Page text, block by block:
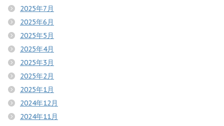
2025年7月
2025年6月
2025年5月
2025年4月
2025年3月
2025年2月
2025年1月
2024年12月
2024年11月